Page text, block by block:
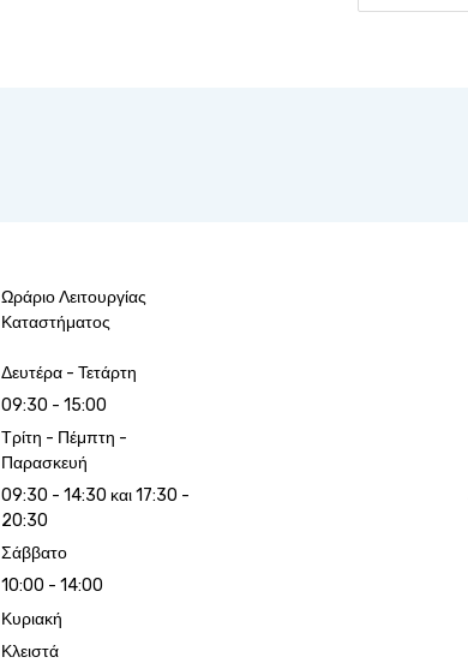
Ωράριο Λειτουργίας
Καταστήματος
Δευτέρα - Τετάρτη
09:30 - 15:00
Τρίτη - Πέμπτη -
Παρασκευή
09:30 - 14:30 και 17:30 -
20:30
Σάββατο
10:00 - 14:00
Κυριακή
Κλειστά